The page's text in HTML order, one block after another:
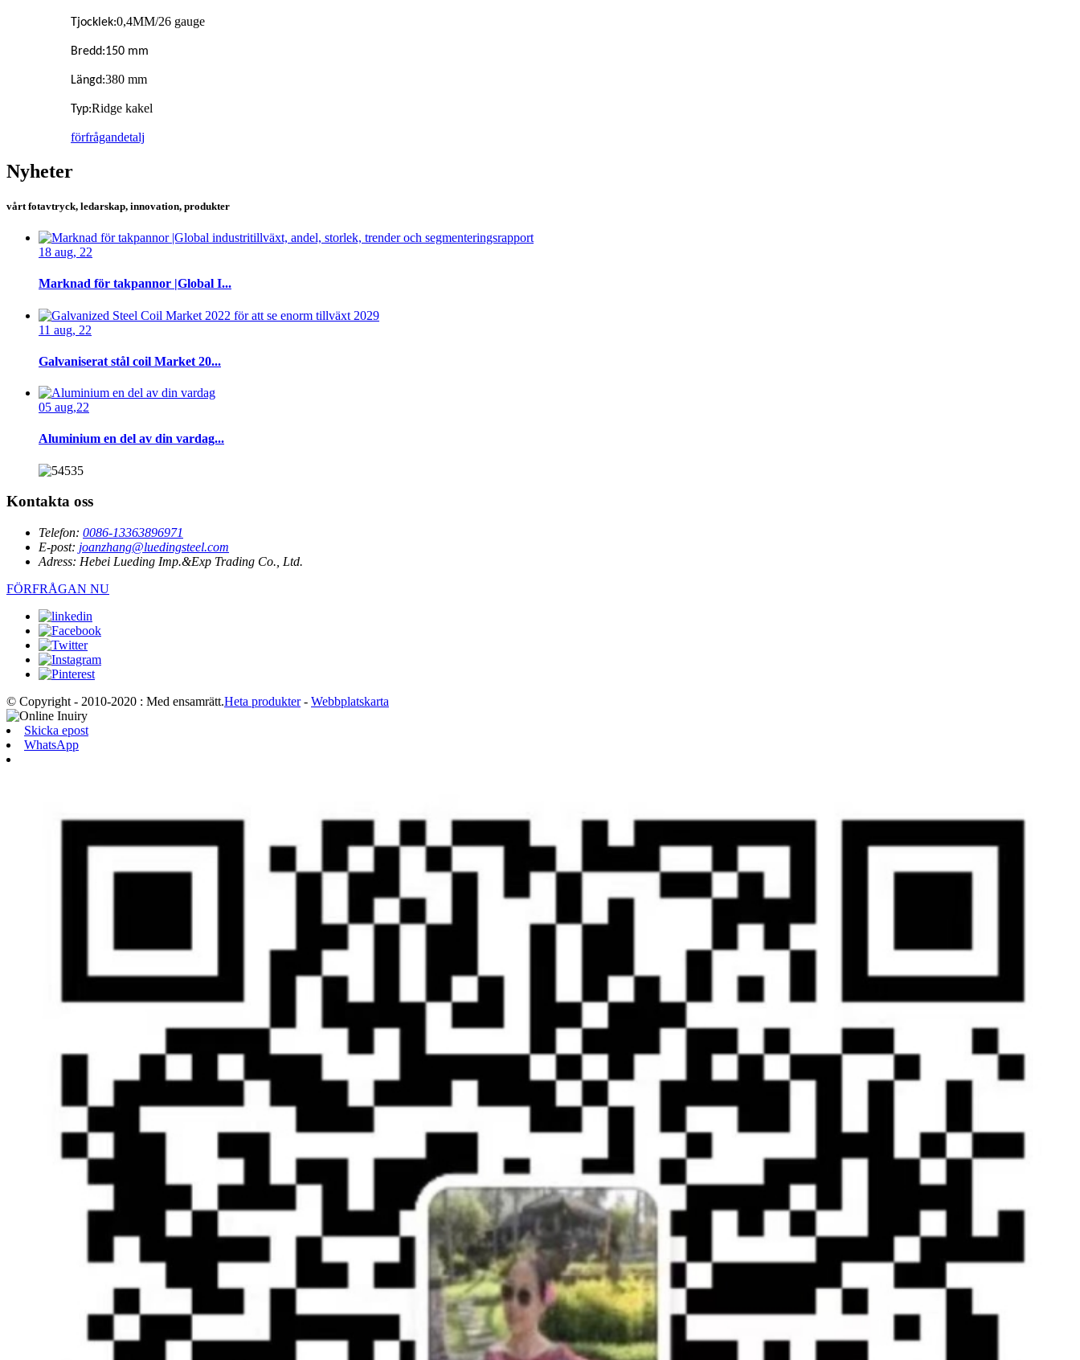
Tjocklek:0,4MM/26 gauge
Bredd:150 mm
Längd:380 mm
Typ:Ridge kakel
förfrågandetalj
Nyheter
vårt fotavtryck, ledarskap, innovation, produkter
18 aug, 22
Marknad för takpannor |Global I...
11 aug, 22
Galvaniserat stål coil Market 20...
05 aug,22
Aluminium en del av din vardag...
Kontakta oss
Telefon: 0086-13363896971
E-post: joanzhang@luedingsteel.com
Adress: Hebei Lueding Imp.&Exp Trading Co., Ltd.
FÖRFRÅGAN NU
© Copyright - 2010-2020 : Med ensamrätt.Heta produkter- Webbplatskarta
Skicka epost
WhatsApp